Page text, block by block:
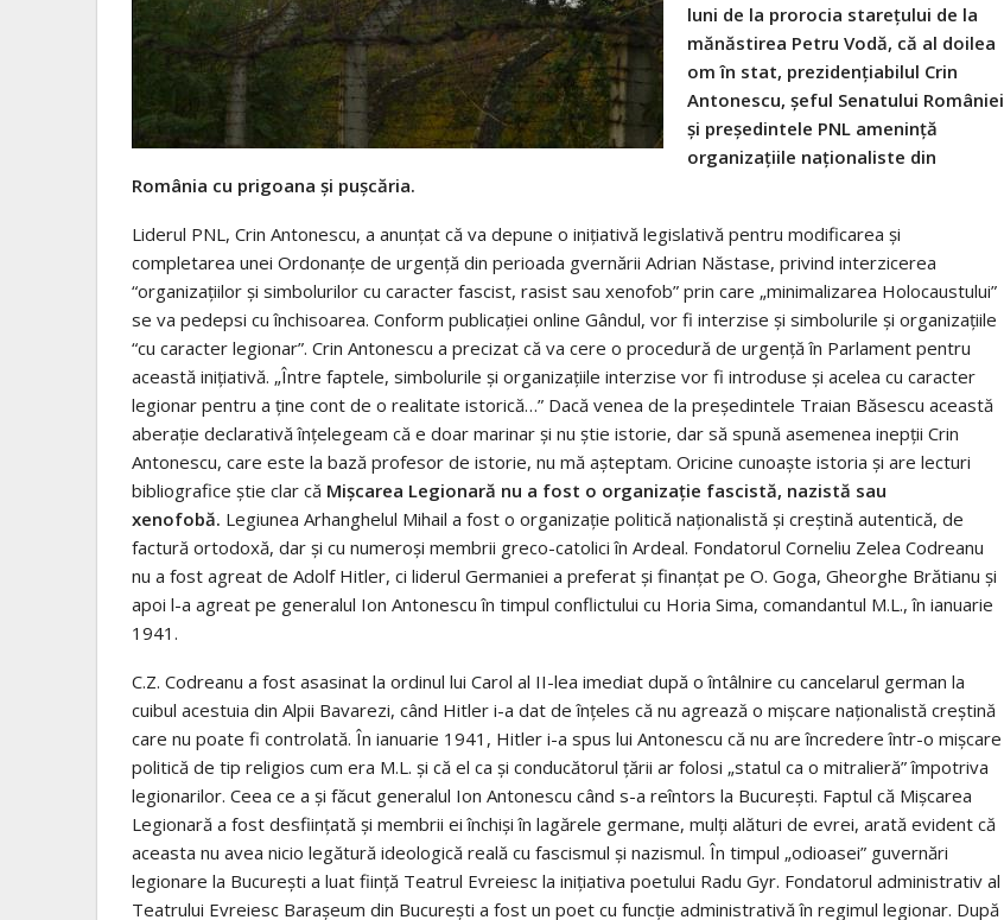
luni de la prorocia stareţului de la
mănăstirea Petru Vodă, că al doilea
om în stat, prezidenţiabilul Crin
Antonescu, şeful Senatului României
şi preşedintele PNL ameninţă
organizaţiile naţionaliste din
România cu prigoana şi puşcăria.
Liderul PNL, Crin Antonescu, a anunţat că va depune o iniţiativă legislativă pentru modificarea şi
completarea unei Ordonanţe de urgenţă din perioada gvernării Adrian Năstase, privind interzicerea
“organizaţiilor şi simbolurilor cu caracter fascist, rasist sau xenofob” prin care „minimalizarea Holocaustului”
se va pedepsi cu închisoarea. Conform publicaţiei online Gândul, vor fi interzise şi simbolurile şi organizaţiile
“cu caracter legionar”. Crin Antonescu a precizat că va cere o procedură de urgenţă în Parlament pentru
această iniţiativă. „Între faptele, simbolurile şi organizaţiile interzise vor fi introduse şi acelea cu caracter
legionar pentru a ţine cont de o realitate istorică…” Dacă venea de la preşedintele Traian Băsescu această
aberaţie declarativă înţelegeam că e doar marinar şi nu ştie istorie, dar să spună asemenea inepţii Crin
Antonescu, care este la bază profesor de istorie, nu mă aşteptam. Oricine cunoaşte istoria şi are lecturi
bibliografice ştie clar că Mişcarea Legionară nu a fost o organizaţie fascistă, nazistă sau
xenofobă. Legiunea Arhanghelul Mihail a fost o organizaţie politică naţionalistă şi creştină autentică, de
factură ortodoxă, dar şi cu numeroşi membrii greco-catolici în Ardeal. Fondatorul Corneliu Zelea Codreanu
nu a fost agreat de Adolf Hitler, ci liderul Germaniei a preferat şi finanţat pe O. Goga, Gheorghe Brătianu şi
apoi l-a agreat pe generalul Ion Antonescu în timpul conflictului cu Horia Sima, comandantul M.L., în ianuarie
1941.
C.Z. Codreanu a fost asasinat la ordinul lui Carol al II-lea imediat după o întâlnire cu cancelarul german la
cuibul acestuia din Alpii Bavarezi, când Hitler i-a dat de înţeles că nu agrează o mişcare naţionalistă creştină
care nu poate fi controlată. În ianuarie 1941, Hitler i-a spus lui Antonescu că nu are încredere într-o mişcare
politică de tip religios cum era M.L. şi că el ca şi conducătorul ţării ar folosi „statul ca o mitralieră” împotriva
legionarilor. Ceea ce a şi făcut generalul Ion Antonescu când s-a reîntors la Bucureşti. Faptul că Mişcarea
Legionară a fost desfiinţată şi membrii ei închişi în lagărele germane, mulţi alături de evrei, arată evident că
aceasta nu avea nicio legătură ideologică reală cu fascismul şi nazismul. În timpul „odioasei” guvernări
legionare la Bucureşti a luat fiinţă Teatrul Evreiesc la iniţiativa poetului Radu Gyr. Fondatorul administrativ al
Teatrului Evreiesc Baraşeum din Bucureşti a fost un poet cu funcţie administrativă în regimul legionar. După